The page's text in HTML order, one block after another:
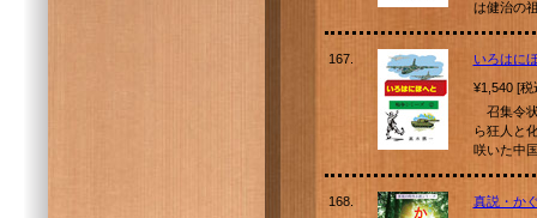
は健治の
167.
いろはに
¥1,540 [
召集令状
ら狂人と
咲いた中
168.
真説・か